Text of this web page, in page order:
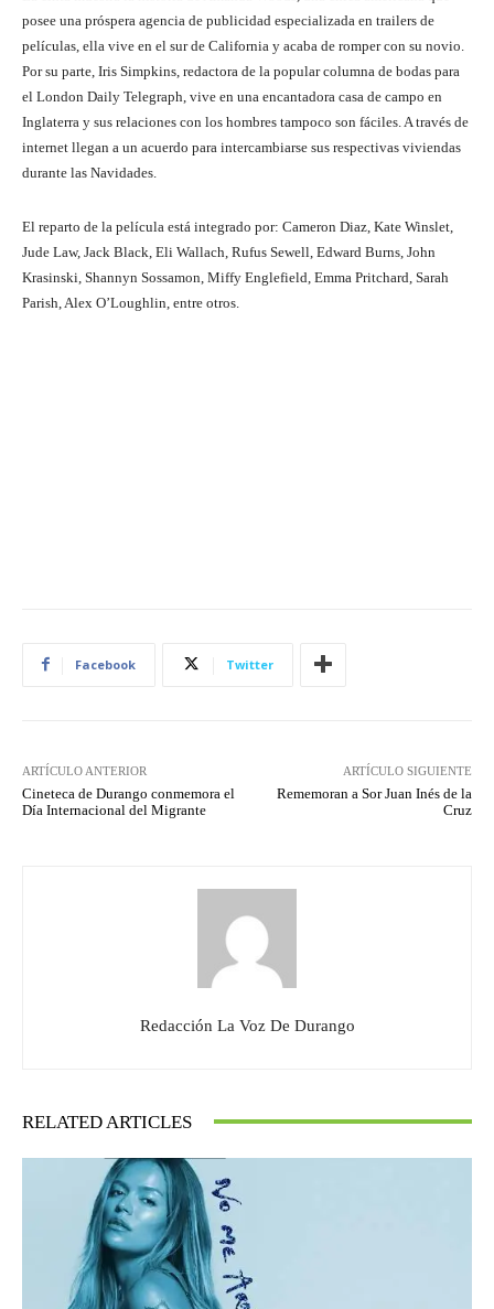
posee una próspera agencia de publicidad especializada en trailers de
películas, ella vive en el sur de California y acaba de romper con su novio.
Por su parte, Iris Simpkins, redactora de la popular columna de bodas para
el London Daily Telegraph, vive en una encantadora casa de campo en
Inglaterra y sus relaciones con los hombres tampoco son fáciles. A través de
internet llegan a un acuerdo para intercambiarse sus respectivas viviendas
durante las Navidades.
El reparto de la película está integrado por: Cameron Diaz, Kate Winslet,
Jude Law, Jack Black, Eli Wallach, Rufus Sewell, Edward Burns, John
Krasinski, Shannyn Sossamon, Miffy Englefield, Emma Pritchard, Sarah
Parish, Alex O’Loughlin, entre otros.
Facebook Twitter
ARTÍCULO ANTERIOR
Cineteca de Durango conmemora el
Día Internacional del Migrante
ARTÍCULO SIGUIENTE
Rememoran a Sor Juan Inés de la
Cruz
Redacción La Voz De Durango
RELATED ARTICLES